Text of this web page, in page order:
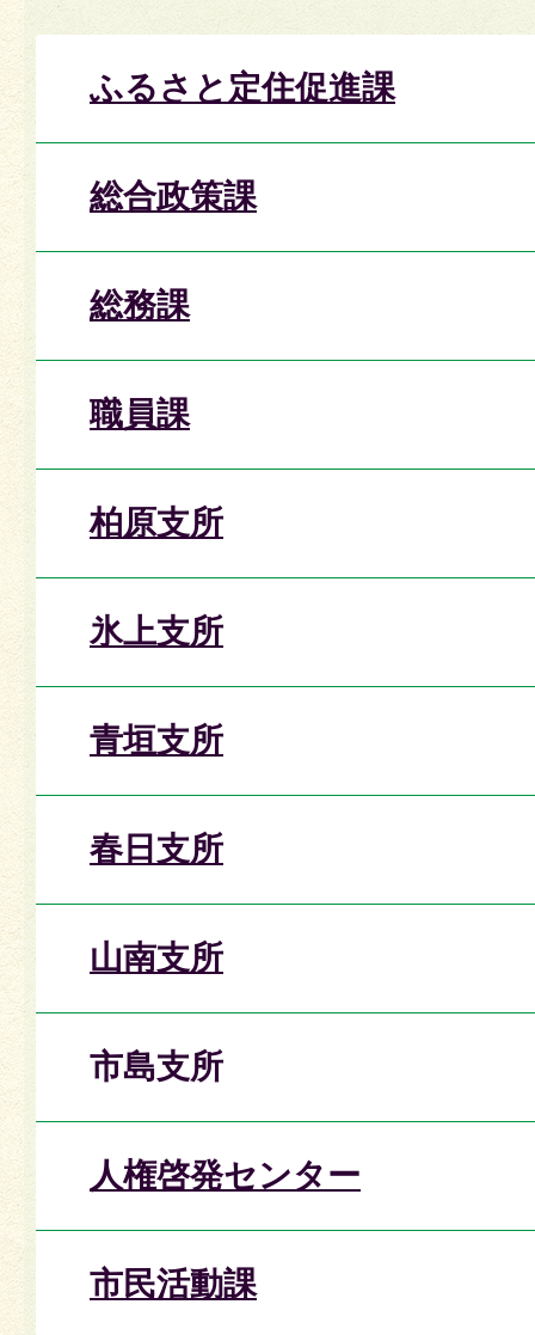
ふるさと定住促進課
総合政策課
総務課
職員課
柏原支所
氷上支所
青垣支所
春日支所
山南支所
市島支所
人権啓発センター
市民活動課